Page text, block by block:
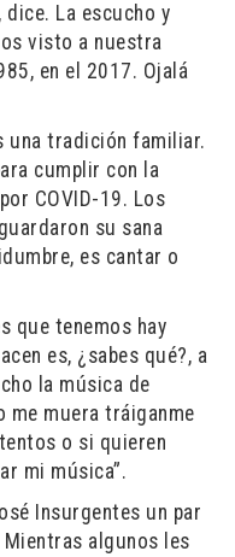
dice. La escucho y
visto a nuestra
en el 2017. Ojalá
una tradición familiar.
cumplir con la
COVID-19. Los
su sana
es cantar o
que tenemos hay
es, ¿sabes qué?, a
la música de
me muera tráiganme
o si quieren
mi música”.
Insurgentes un par
algunos les